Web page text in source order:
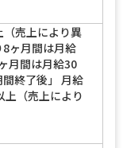
売上により異
ヶ月間は月給
月間は月給30
終了後」 月給
（売上により